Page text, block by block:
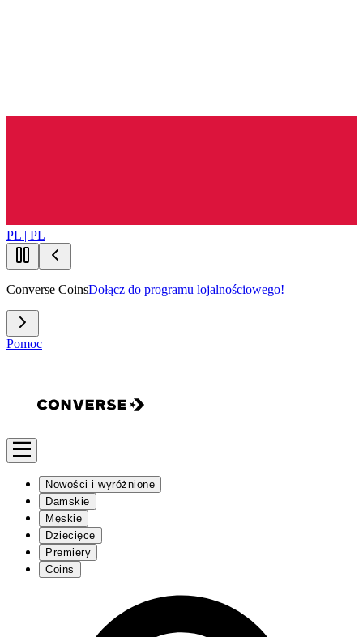
PL | PL
Converse CoinsDołącz do programu lojalnościowego!
Pomoc
Nowości i wyróżnione
Damskie
Męskie
Dziecięce
Premiery
Coins